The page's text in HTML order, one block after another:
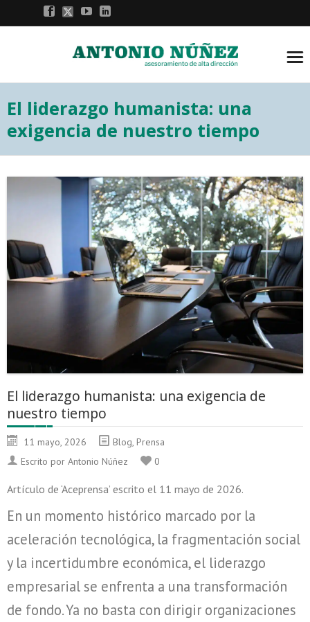
El liderazgo humanista: una
exigencia de nuestro tiempo
El liderazgo humanista: una exigencia de
nuestro tiempo
11 mayo, 2026 Blog, Prensa
Escrito por Antonio Núñez
0
Artículo de ‘Aceprensa’ escrito el 11 mayo de 2026.
En un momento histórico marcado por la
aceleración tecnológica, la fragmentación social
y la incertidumbre económica, el liderazgo
empresarial se enfrenta a una transformación
de fondo. Ya no basta con dirigir organizaciones